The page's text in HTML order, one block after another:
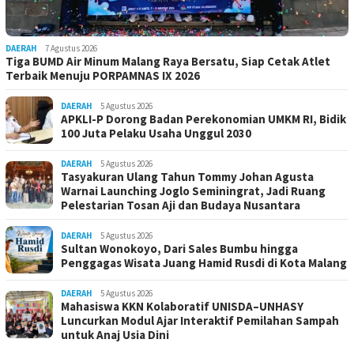
DAERAH 7 Agustus 2026
Tiga BUMD Air Minum Malang Raya Bersatu, Siap Cetak Atlet
Terbaik Menuju PORPAMNAS IX 2026
DAERAH 5 Agustus 2026
APKLI-P Dorong Badan Perekonomian UMKM RI, Bidik
100 Juta Pelaku Usaha Unggul 2030
DAERAH 5 Agustus 2026
Tasyakuran Ulang Tahun Tommy Johan Agusta
Warnai Launching Joglo Seminingrat, Jadi Ruang
Pelestarian Tosan Aji dan Budaya Nusantara
DAERAH 5 Agustus 2026
Sultan Wonokoyo, Dari Sales Bumbu hingga
Penggagas Wisata Juang Hamid Rusdi di Kota Malang
DAERAH 5 Agustus 2026
Mahasiswa KKN Kolaboratif UNISDA–UNHASY
Luncurkan Modul Ajar Interaktif Pemilahan Sampah
untuk Anaj Usia Dini